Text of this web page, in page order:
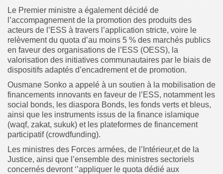
Le Premier ministre a également décidé de
l’accompagnement de la promotion des produits des
acteurs de l’ESS à travers l’application stricte, voire le
relèvement du quota d’au moins 5 % des marchés publics
en faveur des organisations de l’ESS (OESS), la
valorisation des initiatives communautaires par le biais de
dispositifs adaptés d’encadrement et de promotion.
Ousmane Sonko a appelé à un soutien à la mobilisation de
financements innovants en faveur de l’ESS, notamment les
social bonds, les diaspora Bonds, les fonds verts et bleus,
ainsi que les instruments issus de la finance islamique
(waqf, zakat, sukuk) et les plateformes de financement
participatif (crowdfunding).
Les ministres des Forces armées, de l’Intérieur,et de la
Justice, ainsi que l’ensemble des ministres sectoriels
concernés devront ‘’appliquer le quota dédié aux